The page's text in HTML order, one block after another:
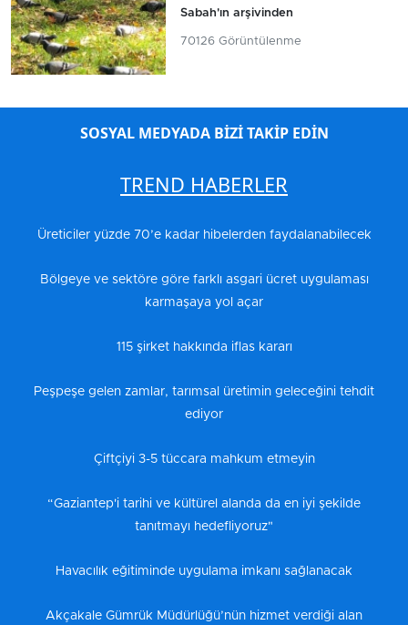
Sabah'ın arşivinden
70126 Görüntülenme
SOSYAL MEDYADA BİZİ TAKİP EDİN
TREND HABERLER
Üreticiler yüzde 70’e kadar hibelerden faydalanabilecek
Bölgeye ve sektöre göre farklı asgari ücret uygulaması
karmaşaya yol açar
115 şirket hakkında iflas kararı
Peşpeşe gelen zamlar, tarımsal üretimin geleceğini tehdit
ediyor
Çiftçiyi 3-5 tüccara mahkum etmeyin
“Gaziantep'i tarihi ve kültürel alanda da en iyi şekilde
tanıtmayı hedefliyoruz"
Havacılık eğitiminde uygulama imkanı sağlanacak
Akçakale Gümrük Müdürlüğü’nün hizmet verdiği alan